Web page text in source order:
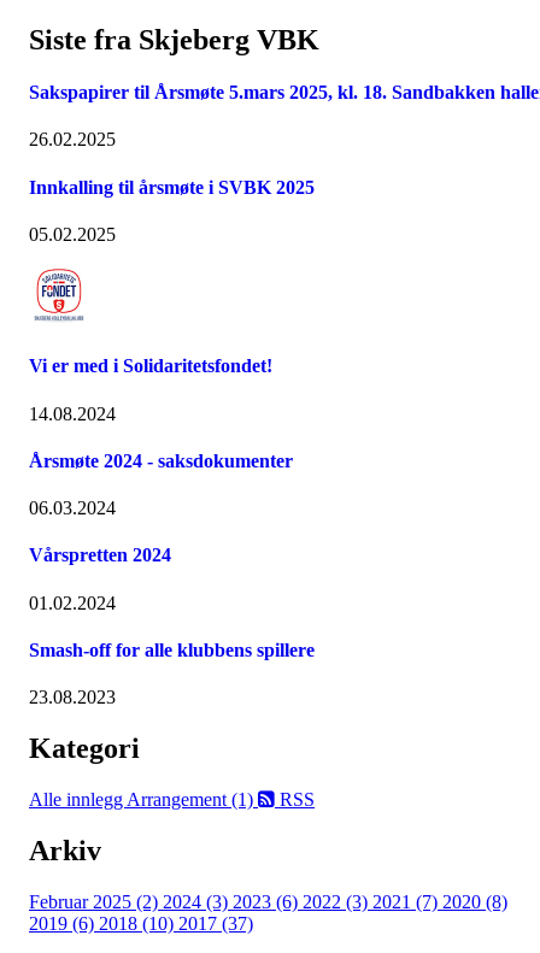
Siste fra Skjeberg VBK
Sakspapirer til Årsmøte 5.mars 2025, kl. 18. Sandbakken
26.02.2025
Innkalling til årsmøte i SVBK 2025
05.02.2025
Vi er med i Solidaritetsfondet!
14.08.2024
Årsmøte 2024 - saksdokumenter
06.03.2024
Vårspretten 2024
01.02.2024
Smash-off for alle klubbens spillere
23.08.2023
Kategori
Alle innlegg Arrangement (1) RSS
Arkiv
Februar 2025 (2) 2024 (3) 2023 (6) 2022 (3) 2021 (7) 2020 (8)
2019 (6) 2018 (10) 2017 (37)